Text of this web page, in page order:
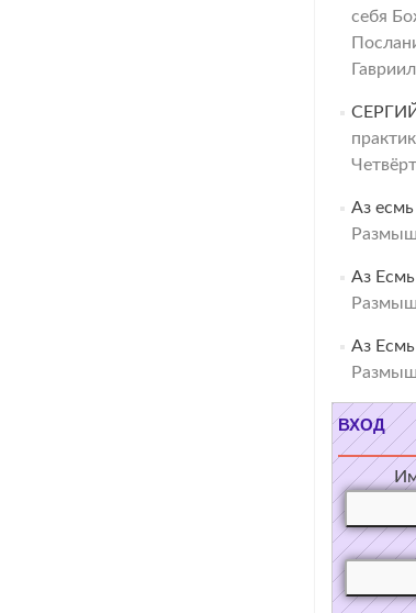
себя
Аз есмь
Аз Есмь
Аз Есмь
ВХОД